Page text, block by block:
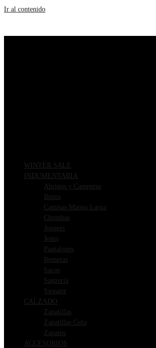
Ir al contenido
WINTER SALE
INDUMENTARIA
Abrigos y Camperas
Buzos
Camisas Manga Larga
Chombas
Joggers
Jeans
Pantalones
Remeras
Sacos
Sastrería
Sweater
CALZADO
Zapatillas
Zapatillas Gola
Zapatos
ACCESORIOS